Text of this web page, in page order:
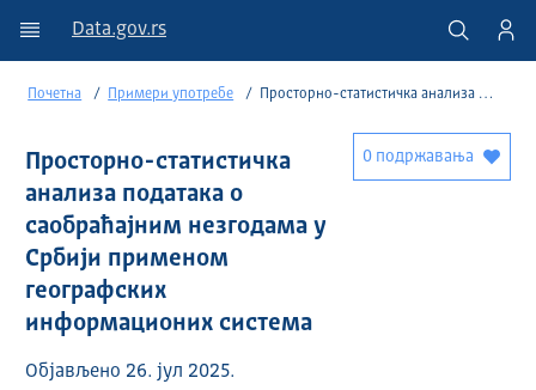
Data.gov.rs
Почетна Примери употребе Просторно-статистичка анализа података о саобраћајним незгодама у Србији применом географских информационих система
Просторно-статистичка
анализа података о
саобраћајним незгодама у
Србији применом
географских
информационих система
Објављено 26. јул 2025.
0 подржавања